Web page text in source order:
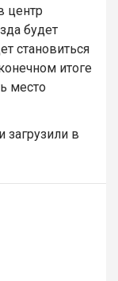
центр
будет
становиться
итоге
место
в